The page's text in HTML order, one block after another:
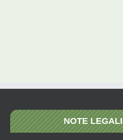
NOTE LEGALI